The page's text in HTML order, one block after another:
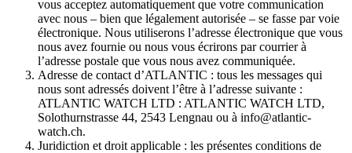
vous acceptez automatiquement que votre communication
avec nous – bien que légalement autorisée – se fasse par voie
électronique. Nous utiliserons l’adresse électronique que vous
nous avez fournie ou nous vous écrirons par courrier à
l’adresse postale que vous nous avez communiquée.
Adresse de contact d’ATLANTIC : tous les messages qui
nous sont adressés doivent l’être à l’adresse suivante :
ATLANTIC WATCH LTD : ATLANTIC WATCH LTD,
Solothurnstrasse 44, 2543 Lengnau ou à info@atlantic-
watch.ch.
Juridiction et droit applicable : les présentes conditions de